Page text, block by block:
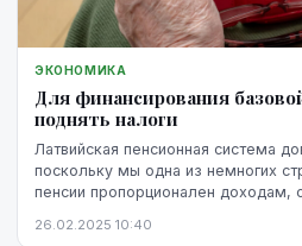
ЭКОНОМИКА
Для финансирования
поднять налоги
Латвийская пенсионная система
поскольку мы одна из немногих
пенсии пропорционален доходам,
26.02.2025 10:40